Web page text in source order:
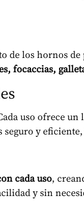
de los hornos
focaccias,
uso ofrece
seguro y
cada uso,
y sin